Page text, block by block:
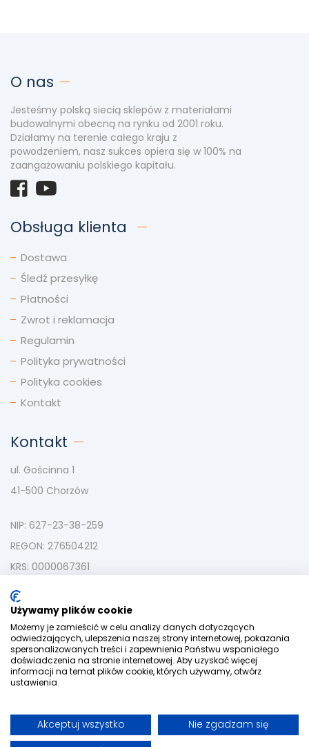
Używamy plików cookie
Możemy je zamieścić w celu analizy danych dotyczących
odwiedzających, ulepszenia naszej strony internetowej, pokazania
spersonalizowanych treści i zapewnienia Państwu wspaniałego
doświadczenia na stronie internetowej. Aby uzyskać więcej
informacji na temat plików cookie, których używamy, otwórz
ustawienia.
Akceptuj wszystko
Nie zgadzam się
O nas
Jesteśmy polską siecią sklepów z materiałami
budowalnymi obecną na rynku od 2001 roku.
Działamy na terenie całego kraju z
powodzeniem, nasz sukces opiera się w 100% na
zaangażowaniu polskiego kapitału.
Obsługa klienta
Dostawa
Śledź przesyłkę
Płatności
Zwrot i reklamacja
Regulamin
Polityka prywatności
Polityka cookies
Kontakt
Kontakt
ul. Gościnna 1
41-500 Chorzów
NIP: 627-23-38-259
REGON: 276504212
KRS: 0000067361
tel:
mail:kontakt@strefazamieszkania.pl
2021 © Wszelkie Prawa Zastrzeżone -STOFARB